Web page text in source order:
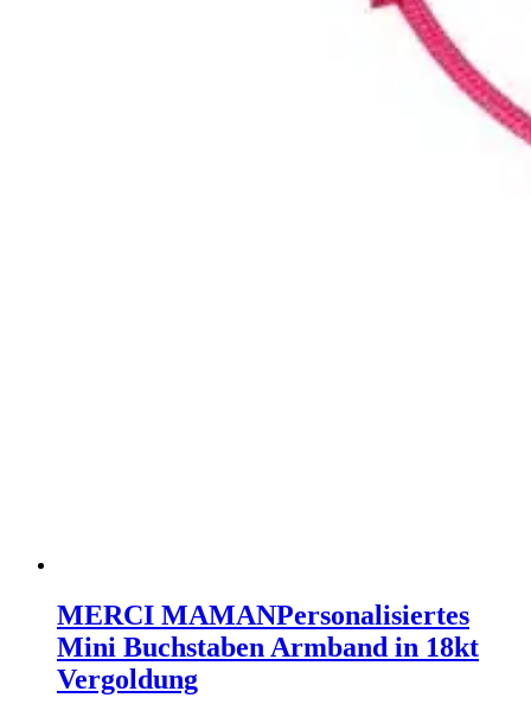
MERCI MAMANPersonalisiertes
Mini Buchstaben Armband in 18kt
Vergoldung